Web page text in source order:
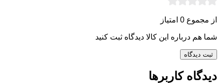
از مجموع 0 امتیاز
شما هم درباره این کالا دیدگاه ثبت کنید
ثبت دیدگاه
دیدگاه کاربرها